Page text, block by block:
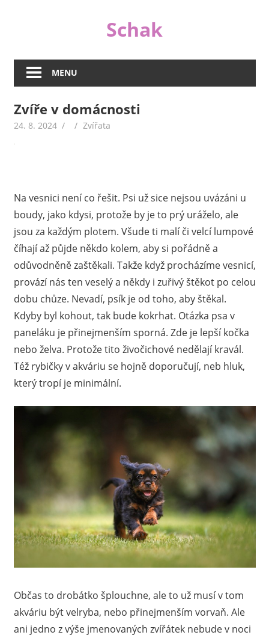
Schak
když
jsou
důležité,
nejsou
A
proto
našem
webu
určitě
najdou
nabídky
ty,
jimž
se
nevede
MENU
Zvíře v domácnosti
24. 8. 2024 Zvířata
Na vesnici není co řešit. Psi už sice nejsou uvázáni u
boudy, jako kdysi, protože by je to prý uráželo, ale
jsou za každým plotem. Všude ti malí či velcí lumpové
číhají až půjde někdo kolem, aby si pořádně a
odůvodněně zaštěkali. Takže když procházíme vesnicí,
provází nás ten veselý a někdy i zuřivý štěkot po celou
dobu chůze. Nevadí, psík je od toho, aby štěkal.
Kdyby byl kohout, tak bude kokrhat. Otázka psa v
paneláku je přinejmenším sporná. Zde je lepší kočka
nebo želva. Protože tito živočichové nedělají kravál.
Též rybičky v akváriu se hojně doporučují, neb hluk,
který tropí je minimální.
Občas to drobátko šplouchne, ale to už musí v tom
akváriu být velryba, nebo přinejmenším vorvaň. Ale
ani jedno z výše jmenovaných zvířátek nebude v noci